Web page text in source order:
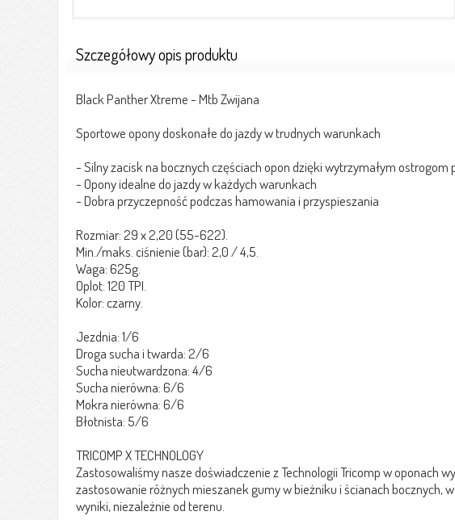
Szczegółowy opis produktu
Black Panther Xtreme - Mtb Zwijana
Sportowe opony doskonałe do jazdy w trudnych warunkach
- Silny zacisk na bocznych częściach opon dzięki wytrzymałym ostrogom
- Opony idealne do jazdy w każdych warunkach
- Dobra przyczepność podczas hamowania i przyspieszania
Rozmiar: 29 x 2,20 (55-622).
Min./maks. ciśnienie (bar): 2,0 / 4,5.
Waga: 625g.
Oplot: 120 TPI.
Kolor: czarny.
Jezdnia: 1/6
Droga sucha i twarda: 2/6
Sucha nieutwardzona: 4/6
Sucha nierówna: 6/6
Mokra nierówna: 6/6
Błotnista: 5/6
TRICOMP X TECHNOLOGY
Zastosowaliśmy nasze doświadczenie z Technologii Tricomp w oponach
zastosowanie różnych mieszanek gumy w bieżniku i ścianach bocznych,
wyniki, niezależnie od terenu.